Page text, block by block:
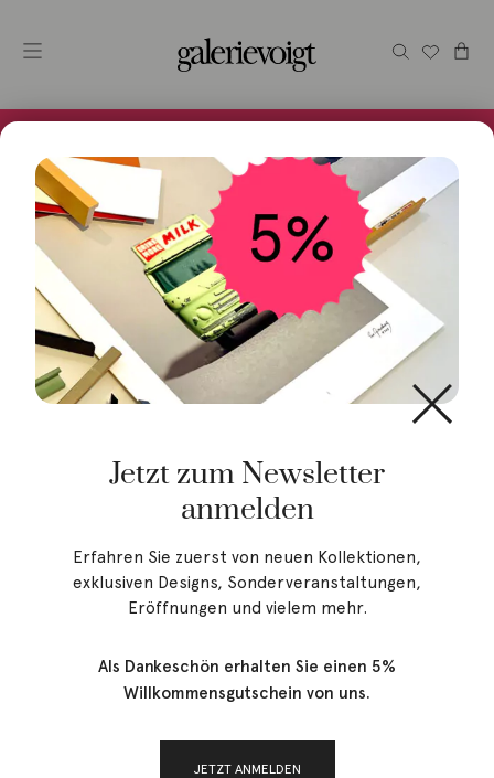
Versandfertig! 5% Bei Newsletteranmeldung.
Start/Kunst /Geschenke / Artshop/ girl friends
Jetzt zum Newsletter
anmelden
Erfahren Sie zuerst von neuen Kollektionen,
exklusiven Designs, Sonderveranstaltungen,
Eröffnungen und vielem mehr.
Als Dankeschön erhalten Sie einen 5%
Willkommensgutschein von uns.
JETZT ANMELDEN